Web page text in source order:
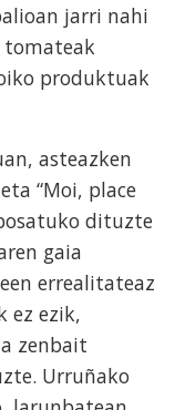
jarri nahi
tomateak
produktuak
asteazken
“Moi, place
dituzte
gaia
errealitateaz
ez ezik,
zenbait
Urruñako